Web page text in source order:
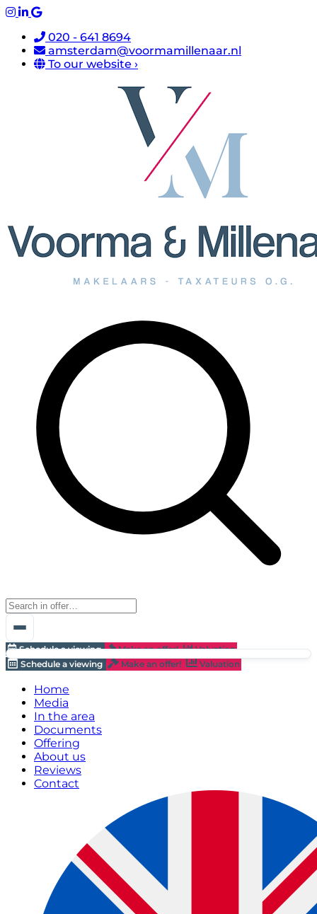
020 - 641 8694
amsterdam@voormamillenaar.nl
To our website ›
Schedule a viewing Make an offer!
Valuation
Schedule a viewing
Make an offer! Valuation
Home
Media
In the area
Documents
Offering
About us
Reviews
Contact